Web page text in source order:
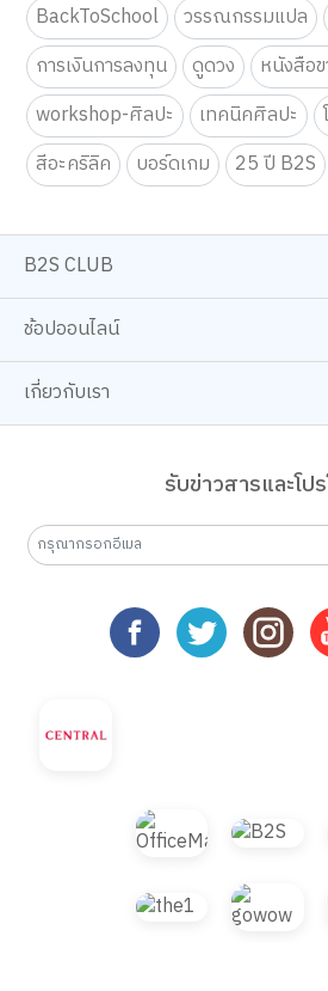
BackToSchool
วรรณกรรมแปล
การเงินการลงทุน
ดูดวง
หนังสือ
workshop-ศิลปะ
เทคนิคศิลปะ
สีอะคริลิค
บอร์ดเกม 25 ปี B2S
B2S CLUB
ช้อปออนไลน์
เกี่ยวกับเรา
รับข่าวสารและโป